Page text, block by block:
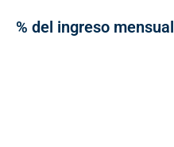
% del ingreso mensual